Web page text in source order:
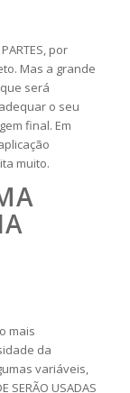
por
Mas a grande
será
o seu
final. Em
muito.
mais
da
variáveis,
SERÃO USADAS